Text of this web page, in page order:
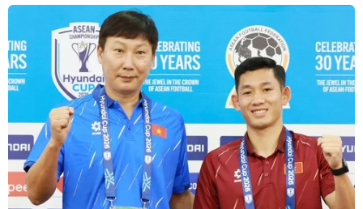
Đại sứ Đặng Đình Quý, Trưởng Phái đoàn Việt Nam tại Liên hợp
quốc. (Nguồn: TTXVN)
Tại Lễ bế mạc Tuần lễ Phòng chống khủng bố
của Liên hợp quốc diễn ra ở thành phố New